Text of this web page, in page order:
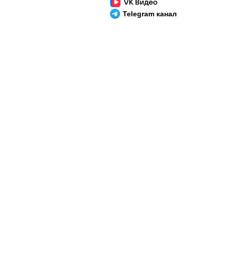
Telegram канал